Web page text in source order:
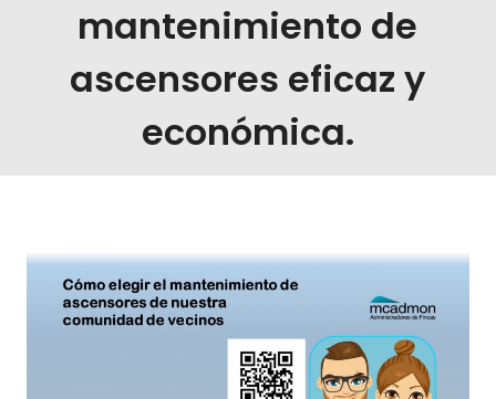
mantenimiento de
ascensores eficaz y
económica.